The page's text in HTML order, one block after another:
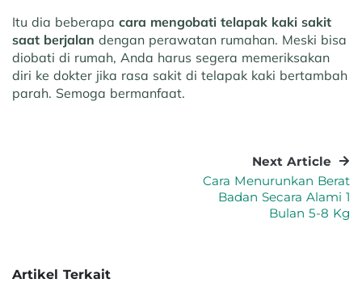
Itu dia beberapa cara mengobati telapak kaki sakit
saat berjalan dengan perawatan rumahan. Meski bisa
diobati di rumah, Anda harus segera memeriksakan
diri ke dokter jika rasa sakit di telapak kaki bertambah
parah. Semoga bermanfaat.
Next Article
Cara Menurunkan Berat
Badan Secara Alami 1
Bulan 5-8 Kg
Artikel Terkait